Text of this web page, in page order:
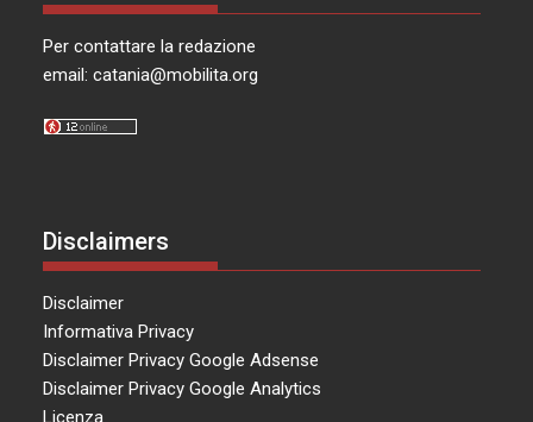
Per contattare la redazione
email:catania@mobilita.org
Disclaimers
Disclaimer
Informativa Privacy
Disclaimer Privacy Google Adsense
Disclaimer Privacy Google Analytics
Licenza